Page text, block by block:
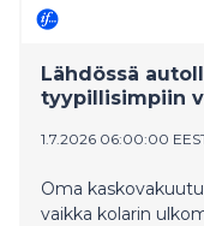
Lähdössä
tyypillisimpiin
1.7.2026 06:00:00
Oma
vaikka kolarin